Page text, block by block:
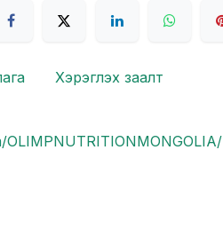
Хэрэглэх заалт